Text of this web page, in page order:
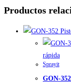
Productos
rápida
Sprayit
GON-